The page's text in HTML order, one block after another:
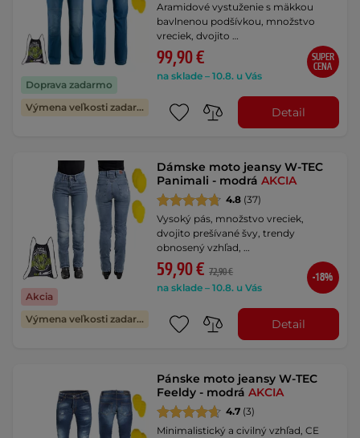
Doprava zadarmo
Výmena veľkosti zadarmo
Aramidové vystuženie s mäkkou
bavlnenou podšívkou, množstvo
vreciek, dvojito …
99,90 €
na sklade – 10.8. u Vás
SUPER
CENA
Detail
Akcia
Výmena veľkosti zadarmo
Dámske moto jeansy W-TEC
Panimali - modráAKCIA
4.8 (37)
Vysoký pás, množstvo vreciek,
dvojito prešívané švy, trendy
obnosený vzhľad, …
59,90 € 72,90 €
na sklade – 10.8. u Vás
-18%
Detail
Pánske moto jeansy W-TEC
Feeldy - modráAKCIA
4.7 (3)
Minimalistický a civilný vzhľad, CE